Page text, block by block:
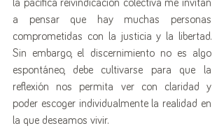
la pacífica reivindicación colectiva me invitan
a pensar que hay muchas personas
comprometidas con la justicia y la libertad.
Sin embargo, el discernimiento no es algo
espontáneo, debe cultivarse para que la
reflexión nos permita ver con claridad y
poder escoger individualmente la realidad en
la que deseamos vivir.